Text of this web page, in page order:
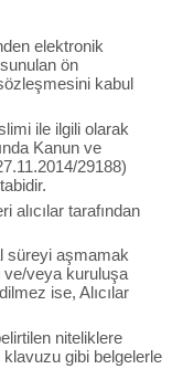
elektronik
ön
kabul
ile ilgili olarak
Kanun ve
29188)
alıcılar tarafından
süreyi aşmamak
ve/veya kuruluşa
ise, Alıcılar
niteliklere
gibi belgelerle